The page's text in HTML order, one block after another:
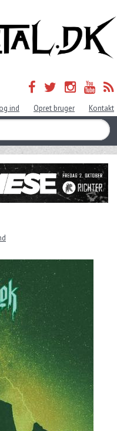
ind Opret bruger Kontakt